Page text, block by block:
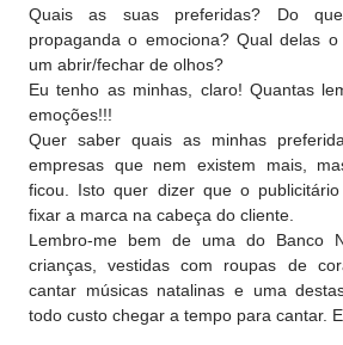
Quais as suas preferidas? Do
propaganda o emociona? Qual delas
um abrir/fechar de olhos?
Eu tenho as minhas, claro! Quantas
emoções!!!
Quer saber quais as minhas
empresas que nem existem mais,
ficou. Isto quer dizer que o
fixar a marca na cabeça do cliente.
Lembro-me bem de uma do Banco
crianças, vestidas com roupas de
cantar músicas natalinas e uma
todo custo chegar a tempo para cantar.